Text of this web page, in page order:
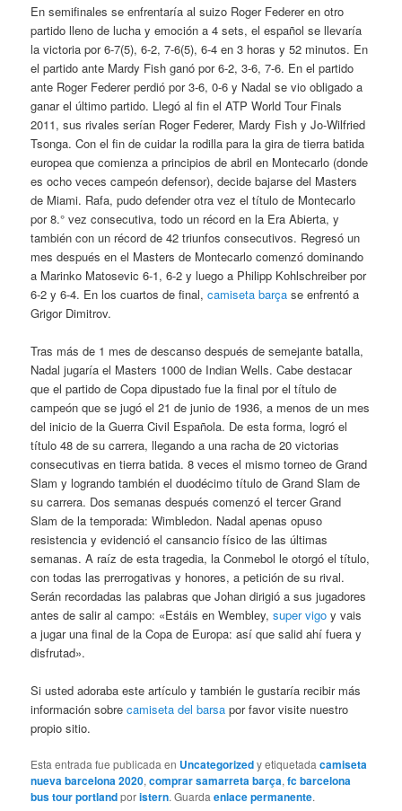
En semifinales se enfrentaría al suizo Roger Federer en otro
partido lleno de lucha y emoción a 4 sets, el español se llevaría
la victoria por 6-7(5), 6-2, 7-6(5), 6-4 en 3 horas y 52 minutos. En
el partido ante Mardy Fish ganó por 6-2, 3-6, 7-6. En el partido
ante Roger Federer perdió por 3-6, 0-6 y Nadal se vio obligado a
ganar el último partido. Llegó al fin el ATP World Tour Finals
2011, sus rivales serían Roger Federer, Mardy Fish y Jo-Wilfried
Tsonga. Con el fin de cuidar la rodilla para la gira de tierra batida
europea que comienza a principios de abril en Montecarlo (donde
es ocho veces campeón defensor), decide bajarse del Masters
de Miami. Rafa, pudo defender otra vez el título de Montecarlo
por 8.° vez consecutiva, todo un récord en la Era Abierta, y
también con un récord de 42 triunfos consecutivos. Regresó un
mes después en el Masters de Montecarlo comenzó dominando
a Marinko Matosevic 6-1, 6-2 y luego a Philipp Kohlschreiber por
6-2 y 6-4. En los cuartos de final,camiseta barça se enfrentó a
Grigor Dimitrov.
Tras más de 1 mes de descanso después de semejante batalla,
Nadal jugaría el Masters 1000 de Indian Wells. Cabe destacar
que el partido de Copa dipustado fue la final por el título de
campeón que se jugó el 21 de junio de 1936, a menos de un mes
del inicio de la Guerra Civil Española. De esta forma, logró el
título 48 de su carrera, llegando a una racha de 20 victorias
consecutivas en tierra batida. 8 veces el mismo torneo de Grand
Slam y logrando también el duodécimo título de Grand Slam de
su carrera. Dos semanas después comenzó el tercer Grand
Slam de la temporada: Wimbledon. Nadal apenas opuso
resistencia y evidenció el cansancio físico de las últimas
semanas. A raíz de esta tragedia, la Conmebol le otorgó el título,
con todas las prerrogativas y honores, a petición de su rival.
Serán recordadas las palabras que Johan dirigió a sus jugadores
antes de salir al campo: «Estáis en Wembley,super vigo y vais
a jugar una final de la Copa de Europa: así que salid ahí fuera y
disfrutad».
Si usted adoraba este artículo y también le gustaría recibir más
información sobrecamiseta del barsa por favor visite nuestro
propio sitio.
Esta entrada fue publicada en Uncategorizedy etiquetadacamiseta
nueva barcelona 2020,comprar samarreta barça,fc barcelona
bus tour portlandporistern. Guardaenlace permanente.